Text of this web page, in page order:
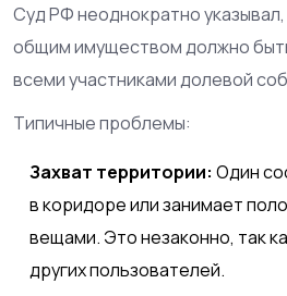
Суд РФ неоднократно
общим имуществом должно
всеми участниками долевой
Типичные проблемы:
Захват территории: Один
в коридоре или занимает
вещами. Это незаконно, так
других пользователей.